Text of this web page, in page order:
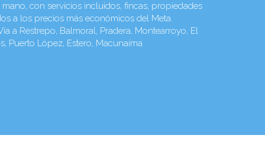
con servicios incluidos, fincas, propiedades
a los precios más económicos del Meta.
a Restrepo, Balmoral, Pradera, Montearroyo, El
Puerto López, Estero, Macunaíma